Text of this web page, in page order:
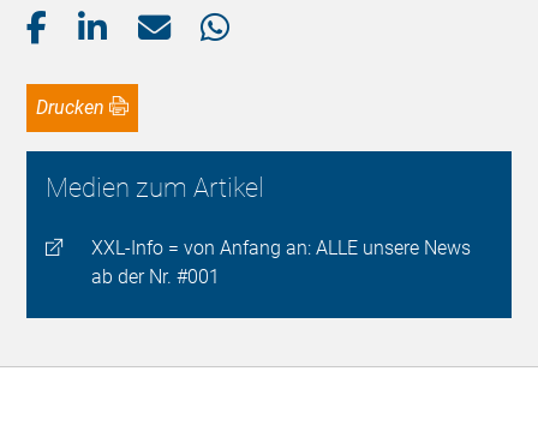
Drucken
Medien zum Artikel
XXL-Info = von Anfang an: ALLE unsere News
ab der Nr. #001